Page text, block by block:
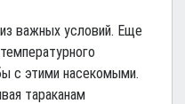
важных условий. Еще
с этими насекомыми.
тараканам